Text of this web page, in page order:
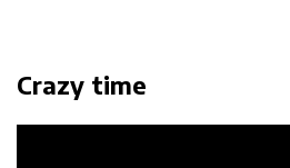
Crazy time